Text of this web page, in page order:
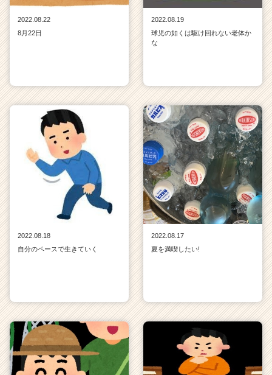
2022.08.22
8月22日
2022.08.19
球児の如くは駆け回れない老体か
な
2022.08.18
自分のペースで生きていく
2022.08.17
夏を満喫したい!